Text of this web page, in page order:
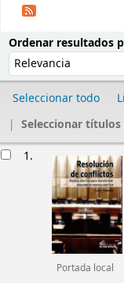
Ordenar resultados
Seleccionar todo
Seleccionar títulos
1.
Portada local